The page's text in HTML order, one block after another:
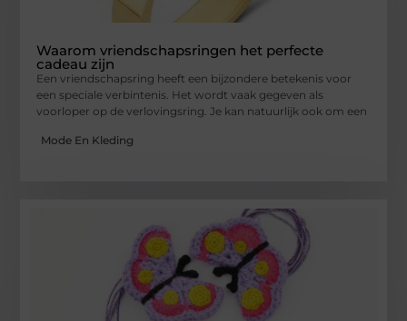
Waarom vriendschapsringen het perfecte
cadeau zijn
Een vriendschapsring heeft een bijzondere betekenis voor
een speciale verbintenis. Het wordt vaak gegeven als
voorloper op de verlovingsring. Je kan natuurlijk ook om een
Mode En Kleding